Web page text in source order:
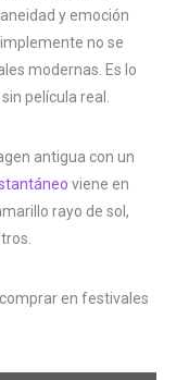
y emoción
no se
modernas. Es lo
película real.
antigua con un
viene en
rayo de sol,